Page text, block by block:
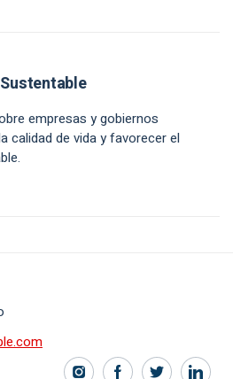
empresas y gobiernos
calidad de vida y favorecer el